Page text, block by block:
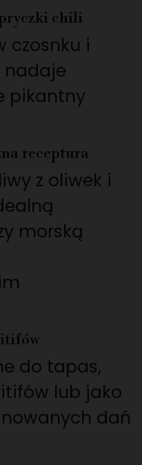
chili
czosnku i
nadaje
pikantny
receptura
z oliwek i
morską
do tapas,
lub jako
dań